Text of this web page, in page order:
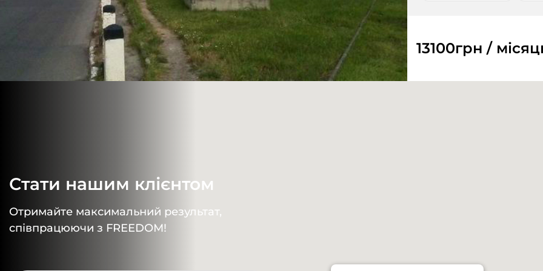
13100грн /
Стати нашим клієнтом
Отримайте максимальний результат,
співпрацюючи з FREEDOM!